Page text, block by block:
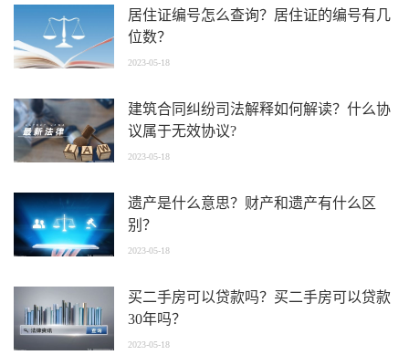
居住证编号怎么查询？居住证的编号有几
位数？
2023-05-18
建筑合同纠纷司法解释如何解读？什么协
议属于无效协议?
2023-05-18
遗产是什么意思？财产和遗产有什么区
别？
2023-05-18
买二手房可以贷款吗？买二手房可以贷款
30年吗？
2023-05-18